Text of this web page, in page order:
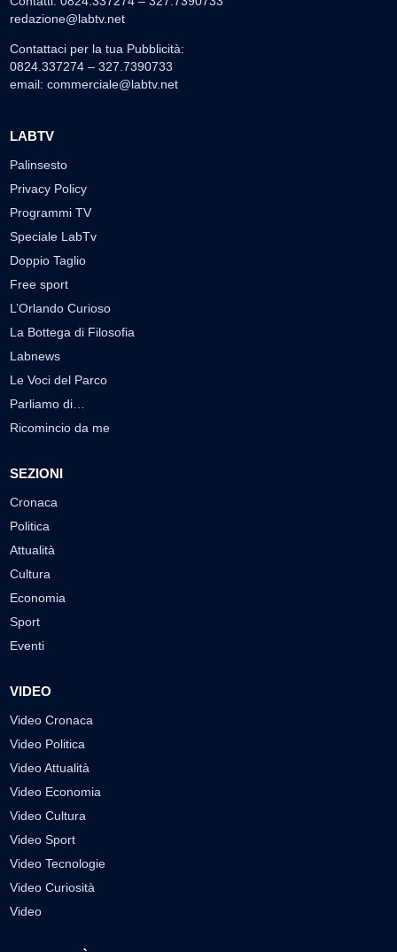
redazione@labtv.net
Contattaci per la tua Pubblicità:
0824.337274 – 327.7390733
email: commerciale@labtv.net
LABTV
Palinsesto
Privacy Policy
Programmi TV
Speciale LabTv
Doppio Taglio
Free sport
L’Orlando Curioso
La Bottega di Filosofia
Labnews
Le Voci del Parco
Parliamo di…
Ricomincio da me
SEZIONI
Cronaca
Politica
Attualità
Cultura
Economia
Sport
Eventi
VIDEO
Video Cronaca
Video Politica
Video Attualità
Video Economia
Video Cultura
Video Sport
Video Tecnologie
Video Curiosità
Video